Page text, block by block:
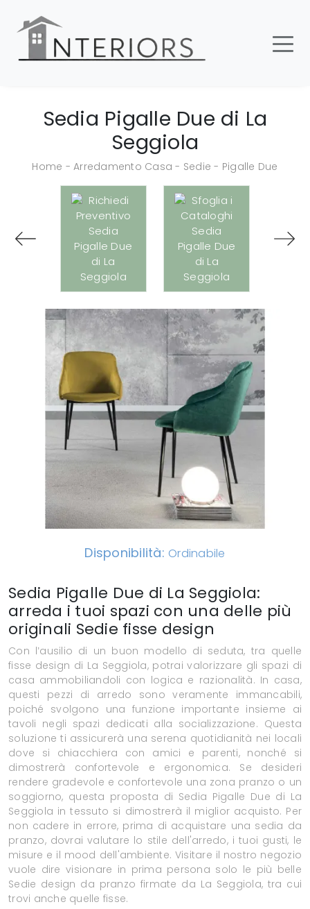
Sedia Pigalle Due di La
Seggiola
Home -Arredamento Casa - Sedie - Pigalle Due
Disponibilità: Ordinabile
Sedia Pigalle Due di La Seggiola:
arreda i tuoi spazi con una delle più
originali Sedie fisse design
Con l’ausilio di un buon modello di seduta, tra quelle
fisse design di La Seggiola, potrai valorizzare gli spazi di
casa ammobiliandoli con logica e razionalità. In casa,
questi pezzi di arredo sono veramente immancabili,
poiché svolgono una funzione importante insieme ai
tavoli negli spazi dedicati alla socializzazione. Questa
soluzione ti assicurerà una serena quotidianità nei locali
dove si chiacchiera con amici e parenti, nonché si
dimostrerà confortevole e ergonomica. Se desideri
rendere gradevole e confortevole una zona pranzo o un
soggiorno, questa proposta di Sedia Pigalle Due di La
Seggiola in tessuto si dimostrerà il miglior acquisto. Per
non cadere in errore, prima di acquistare una sedia da
pranzo, dovrai valutare lo stile dell'arredo, i tuoi gusti, le
misure e il mood dell'ambiente. Visitare il nostro negozio
vuole dire visionare in prima persona solo le più belle
Sedie design da pranzo firmate da La Seggiola, tra cui
trovi anche quelle fisse.